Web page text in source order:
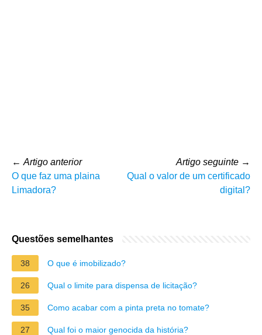
← Artigo anterior
O que faz uma plaina
Limadora?
Artigo seguinte →
Qual o valor de um certificado
digital?
Questões semelhantes
38 O que é imobilizado?
26 Qual o limite para dispensa de licitação?
35 Como acabar com a pinta preta no tomate?
27 Qual foi o maior genocida da história?